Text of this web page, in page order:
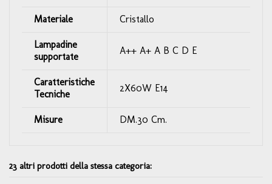
Materiale Cristallo
Lampadine
supportate
A++ A+ A B C D E
Caratteristiche
Tecniche
2X60W E14
Misure DM.30 Cm.
23 altri prodotti della stessa categoria: